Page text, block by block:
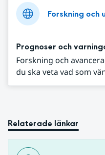
Forskning och
Prognoser och
Forskning och
du ska veta vad som
Relaterade länkar